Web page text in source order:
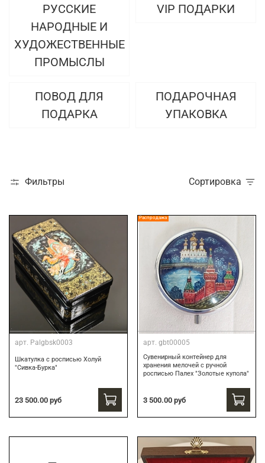
РУССКИЕ
НАРОДНЫЕ И
ХУДОЖЕСТВЕННЫЕ
ПРОМЫСЛЫ
VIP ПОДАРКИ
ПОВОД ДЛЯ
ПОДАРКА
ПОДАРОЧНАЯ
УПАКОВКА
Фильтры Сортировка
арт. Palgbsk0003
Шкатулка с росписью Холуй
"Сивка-Бурка"
23 500.00 руб
Распродажа
арт. gbt00005
Сувенирный контейнер для
хранения мелочей с ручной
росписью Палех "Золотые купола"
3 500.00 руб